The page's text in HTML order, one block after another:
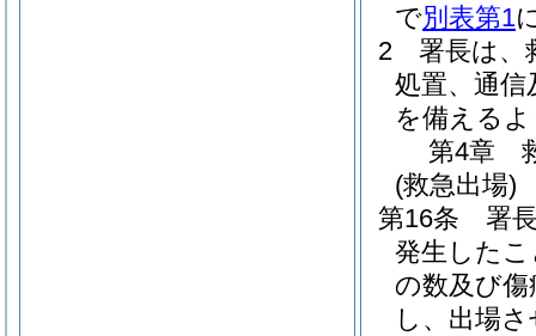
で別表第1
2
署長は、
処置、通信
を備える
第4章
(救急出場)
第16条
署
発生した
の数及び
し、出場